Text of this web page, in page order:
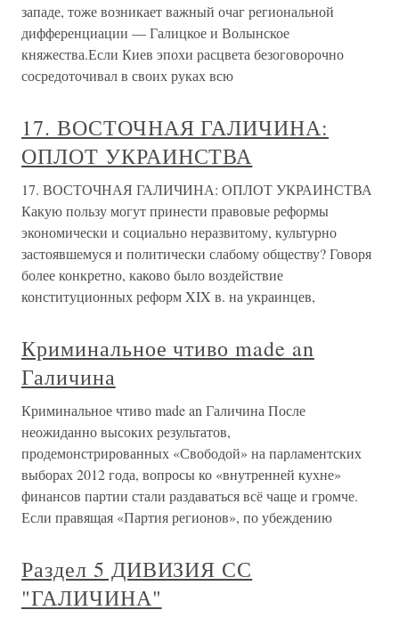
западе, тоже возникает важный очаг региональной
дифференциации — Галицкое и Волынское
княжества.Если Киев эпохи расцвета безоговорочно
сосредоточивал в своих руках всю
17. ВОСТОЧНАЯ ГАЛИЧИНА:
ОПЛОТ УКРАИНСТВА
17. ВОСТОЧНАЯ ГАЛИЧИНА: ОПЛОТ УКРАИНСТВА
Какую пользу могут принести правовые реформы
экономически и социально неразвитому, культурно
застоявшемуся и политически слабому обществу? Говоря
более конкретно, каково было воздействие
конституционных реформ XIX в. на украинцев,
Криминальное чтиво made an
Галичина
Криминальное чтиво made an Галичина После
неожиданно высоких результатов,
продемонстрированных «Свободой» на парламентских
выборах 2012 года, вопросы ко «внутренней кухне»
финансов партии стали раздаваться всё чаще и громче.
Если правящая «Партия регионов», по убеждению
Раздел 5 ДИВИЗИЯ СС
"ГАЛИЧИНА"